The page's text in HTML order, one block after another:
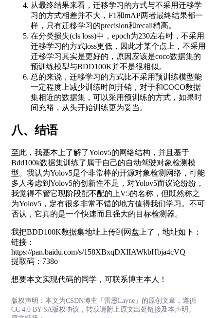
从最终结果来看，迁移学习的方式与不采用迁移学
习的方式相差并不大，F1和mAP两者最终结果都一
样，只有迁移学习的precision和recall稍高。
在分类损失(cls loss)中，epoch为230左右时，不采用
迁移学习的方式loss更低，因此才某个点上，不采用
迁移学习其实是更好的，原因应该是coco数据集的
预训练模型与BDD100K并不是很相似。
总的来说，迁移学习的方式比不采用预训练模型能
一定程度上减少训练时间开销，对于和COCO数据
集相近的数据集，可以采用预训练的方式，如果时
间充裕，从头开始训练更为妥当。
八、结语
至此，我基本上了解了Yolov5的网络结构，并且基于
Bdd100k数据集训练了属于自己的自动驾驶对象检测模
型。我认为Yolov5是个非常棒的开源对象检测网络，可能
多人考虑到Yolov5的创新性不足，对Yolov5而议论纷纷，
我觉得不管它现阶段配不配的上V5的名称，但既然称之
为Yolov5，定有很多非常不错的地方值得我们学习。不可
否认，它真的是一个快速而且强大的目标检测器。
我把BDD100K数据集地址上传到网盘上了，地址如下：
链接：
https://pan.baidu.com/s/158XBxqDXIIAWkbHbja4cVQ
提取码：738o
想要本文实现代码的同学，可联系博主本人！
版权声明：本文为CSDN博主「雷恩Layne」的原创文章，遵循
CC 4.0 BY-SA版权协议，转载请附上原文出处链接及本声明。